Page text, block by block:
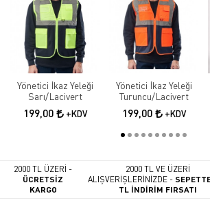
Yönetici İkaz Yeleği
Sarı/Lacivert
199,00 +KDV
Yönetici İkaz Yeleği
Turuncu/Lacivert
199,00 +KDV
2000 TL ÜZERİ -
ÜCRETSİZ
KARGO
2000 TL VE ÜZERİ
ALIŞVERİŞLERİNİZDE -
TL İNDİRİM FIRSATI